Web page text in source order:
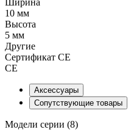
10 мм
Высота
5 мм
Другие
Сертификат CE
CE
Аксессуары
Сопутствующие товары
Модели серии (8)